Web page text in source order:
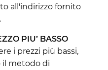
all'indirizzo fornito
PIU’ BASSO
i prezzi più bassi,
il metodo di